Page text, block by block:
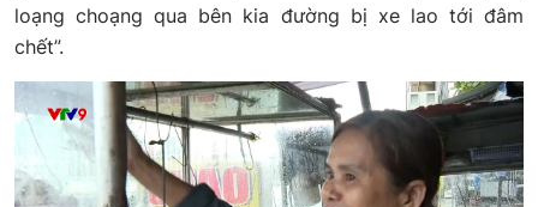
loạng choạng qua bên kia đường bị xe lao tới đâm
chết”.